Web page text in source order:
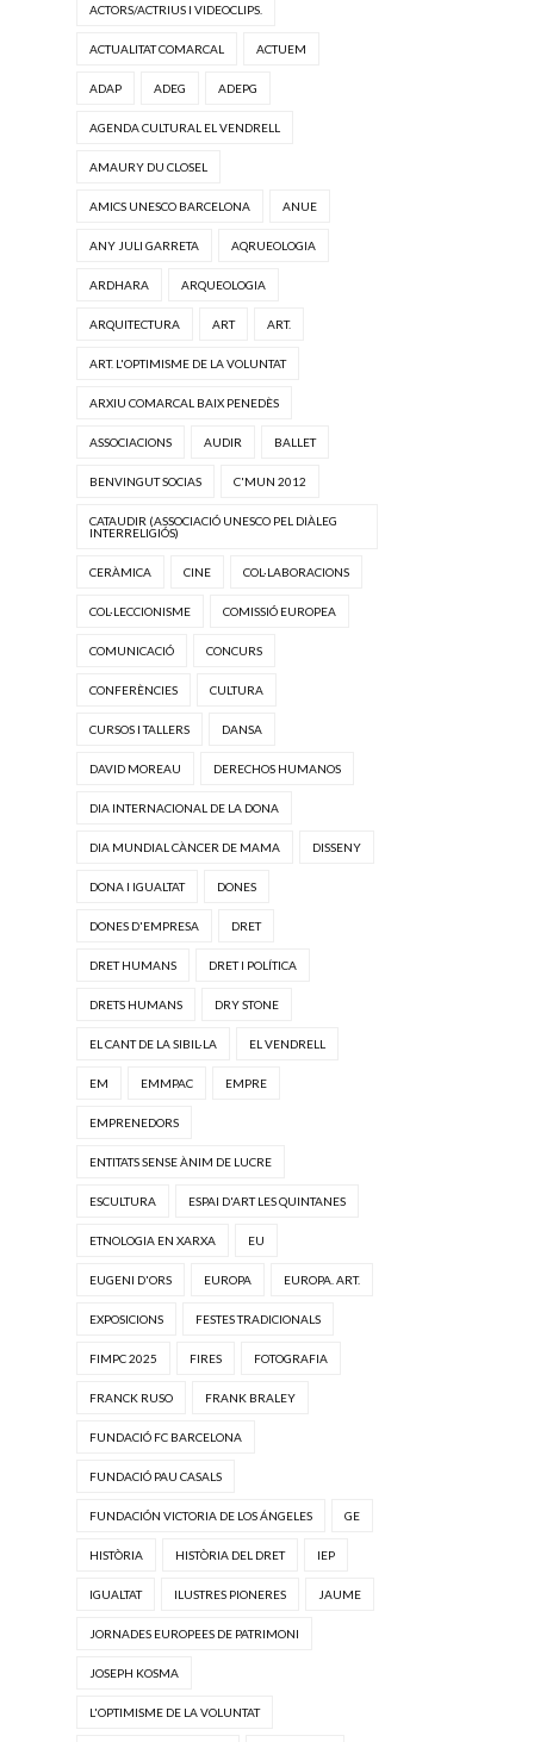
ACTORS/ACTRIUS I VIDEOCLIPS.
ACTUALITAT COMARCAL ACTUEM
ADAP ADEG ADEPG
AGENDA CULTURAL EL VENDRELL
AMAURY DU CLOSEL
AMICS UNESCO BARCELONA ANUE
ANY JULI GARRETA AQRUEOLOGIA
ARDHARA ARQUEOLOGIA
ARQUITECTURA ART ART.
ART. L'OPTIMISME DE LA VOLUNTAT
ARXIU COMARCAL BAIX PENEDÈS
ASSOCIACIONS AUDIR BALLET
BENVINGUT SOCIAS C'MUN 2012
CATAUDIR (ASSOCIACIÓ UNESCO PEL DIÀLEG
INTERRELIGIÓS)
CERÀMICA CINE COL·LABORACIONS
COL·LECCIONISME COMISSIÓ EUROPEA
COMUNICACIÓ CONCURS
CONFERÈNCIES CULTURA
CURSOS I TALLERS DANSA
DAVID MOREAU DERECHOS HUMANOS
DIA INTERNACIONAL DE LA DONA
DIA MUNDIAL CÀNCER DE MAMA DISSENY
DONA I IGUALTAT DONES
DONES D'EMPRESA DRET
DRET HUMANS DRET I POLÍTICA
DRETS HUMANS DRY STONE
EL CANT DE LA SIBIL·LA EL VENDRELL
EM EMMPAC EMPRE
EMPRENEDORS
ENTITATS SENSE ÀNIM DE LUCRE
ESCULTURA ESPAI D'ART LES QUINTANES
ETNOLOGIA EN XARXA EU
EUGENI D'ORS EUROPA EUROPA. ART.
EXPOSICIONS FESTES TRADICIONALS
FIMPC 2025 FIRES FOTOGRAFIA
FRANCK RUSO FRANK BRALEY
FUNDACIÓ FC BARCELONA
FUNDACIÓ PAU CASALS
FUNDACIÓN VICTORIA DE LOS ÁNGELES GE
HISTÒRIA HISTÒRIA DEL DRET IEP
IGUALTAT ILUSTRES PIONERES JAUME
JORNADES EUROPEES DE PATRIMONI
JOSEPH KOSMA
L'OPTIMISME DE LA VOLUNTAT